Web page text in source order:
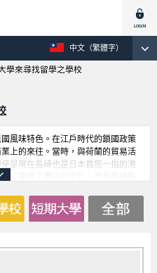
中文（繁體字）
學來尋找留學之學校
風味特色。在江戶時代的鎖國政策
上的來往。當時，與荷蘭的貿易活
是現在長崎也是日本首屈一指的港
，建構了獨自的文化，而且長崎縣
面面俱到的。而這些支援將是培育